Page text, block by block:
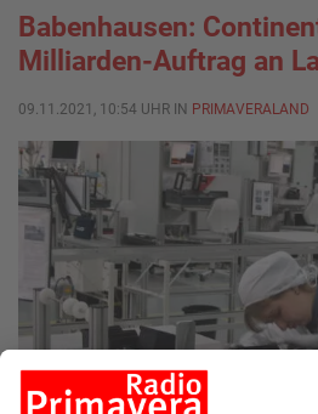
Babenhausen:
Milliarden-Auftrag an
09.11.2021, 10:54 UHR IN PRIMAVERALAND